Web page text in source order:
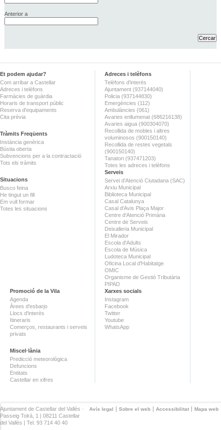
Anterior a
Et podem ajudar?
Com arribar a Castellar
Adreces i telèfons
Farmàcies de guàrdia
Horaris de transport públic
Reserva d'equipaments
Cita prèvia
Tràmits Freqüents
Instància genèrica
Bústia oberta
Subvencions per a la contractació
Tots els tràmits
Situacions
Busco feina
He tingut un fill
Em vull formar
Totes les situacions
Adreces i telèfons
Telèfons d'interès
Ajuntament (937144040)
Policia (937144830)
Emergències (112)
Ambulàncies (061)
Avaries enllumenat (686216138)
Avaries aigua (900304070)
Recollida de mobles i altres
voluminosos (900150140)
Recollida de restes vegetals
(900150140)
Tanatori (937471203)
Totes les adreces i telèfons
Serveis
Servei d'Atenció Ciutadana (SAC)
Arxiu Municipal
Biblioteca Municipal
Casal Catalunya
Casal d'Avis Plaça Major
Centre d'Atenció Primària
Centre de Serveis
Deixalleria Municipal
El Mirador
Escola d'Adults
Escola de Música
Ludoteca Municipal
Oficina Local d'Habitatge
OMIC
Organisme de Gestió Tributària
PIPAD
Promoció de la Vila
Agenda
Àrees d'esbarjo
Llocs d'interès
Itineraris
Comerços, restaurants i serveis
privats
Miscel·lània
Predicció meteorològica
Defuncions
Entitats
Castellar en xifres
Xarxes socials
Instagram
Facebook
Twitter
Youtube
WhatsApp
Avís legal Sobre el web Accessibilitat Mapa web
Ajuntament de Castellar del Vallès ·
Passeig Tolrà, 1 | 08211 Castellar
del Vallès | Tel. 93 714 40 40